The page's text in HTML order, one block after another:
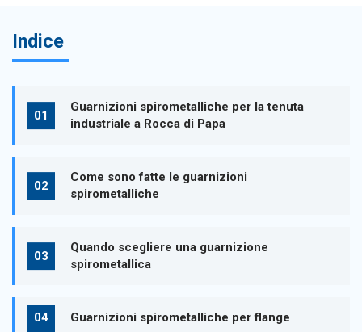
Indice
Guarnizioni spirometalliche per la tenuta
industriale a Rocca di Papa
Come sono fatte le guarnizioni
spirometalliche
Quando scegliere una guarnizione
spirometallica
Guarnizioni spirometalliche per flange